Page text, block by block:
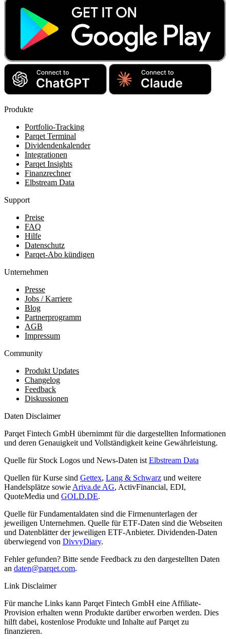
Produkte
Portfolio-Tracking
Parqet Terminal
Dividendenkalender
Integrationen
Parqet Insights
Finanzrechner
Elbstream Data
Support
Preise
FAQ
Hilfe
Datenschutz
Parqet-Abo kündigen
Unternehmen
Presse
Jobs / Karriere
Blog
Partnerprogramm
AGB
Impressum
Community
Produkt Updates
Changelog
Feedback
Diskussionen
Daten Disclaimer
Parqet Fintech GmbH übernimmt für die dargestellten Informationen
und deren Genauigkeit und Vollständigkeit keine Gewährleistung.
Quelle für Stock Logos und News-Daten ist Elbstream Data
Quellen für Kurse sind Gettex, Lang & Schwarz und weitere
Handelsplätze sowie Ariva.de AG, ActivFinancial, EDI,
QuoteMedia und GOLD.DE.
Quelle für Fundamentaldaten sind die Firmenunterlagen der
jeweiligen Unternehmen. Quelle für ETF-Daten sind die Webseiten
und Datenblätter der jeweiligen ETF-Anbieter. Dividenden-Daten
überwiegend von DivvyDiary.
Fehler gefunden? Bitte sende Feedback zu den dargestellten Daten
an daten@parqet.com.
Link Disclaimer
Für manche Links kann Parqet Fintech GmbH eine Affiliate-
Provision erhalten wenn Produkte darüber erworben werden. Dies
hilft dabei, kostenlose Produkte und Inhalte auf Parqet zu
finanzieren.